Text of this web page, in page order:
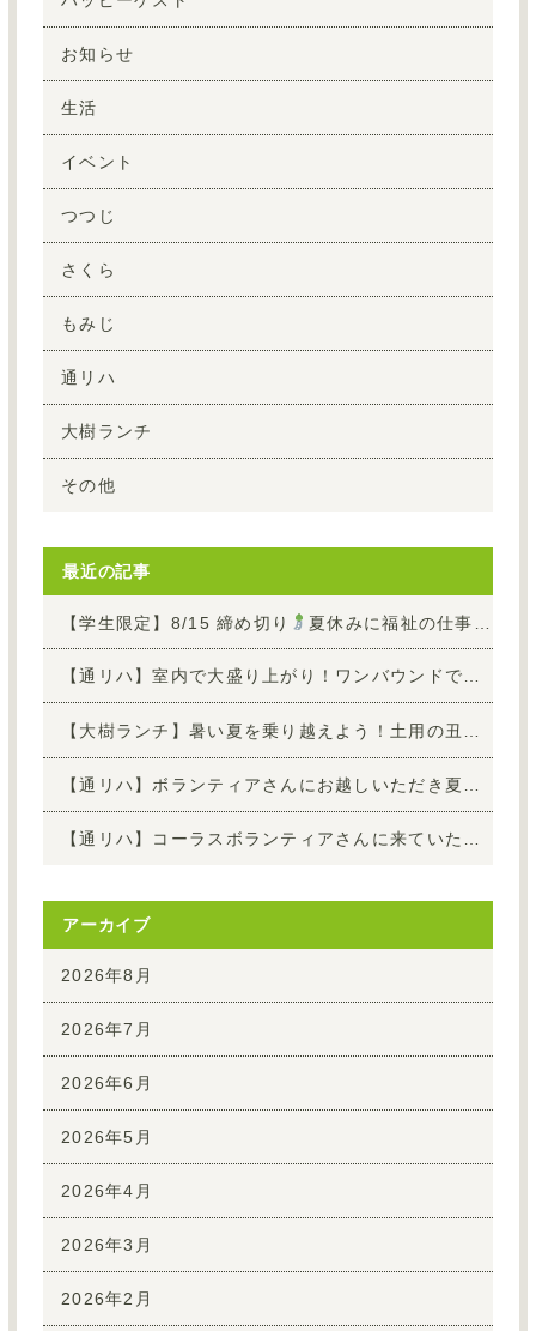
お知らせ
生活
イベント
つつじ
さくら
もみじ
通リハ
大樹ランチ
その他
最近の記事
【学生限定】8/15 締め切り 夏休みに福祉の仕事を知ろう！お仕事1日体験参加者 募集中
【通リハ】室内で大盛り上がり！ワンバウンドで狙い打てボール的入れ
アーカイブ
2026年8月
2026年7月
2026年6月
2026年5月
2026年4月
2026年3月
2026年2月